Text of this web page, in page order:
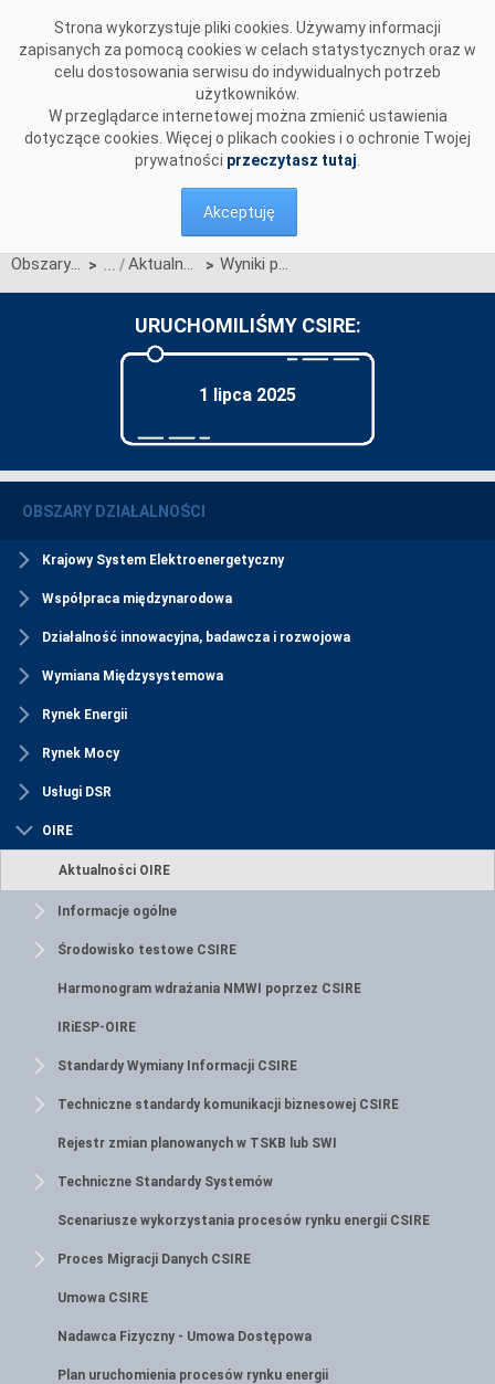
Strona wykorzystuje pliki cookies. Używamy informacji
zapisanych za pomocą cookies w celach statystycznych oraz w
celu dostosowania serwisu do indywidualnych potrzeb
użytkowników.
W przeglądarce internetowej można zmienić ustawienia
dotyczące cookies. Więcej o plikach cookies i o ochronie Twojej
prywatności przeczytasz tutaj
Akceptuję
Obszary działalności > Aktualności OIRE > Wyniki procesu migracji inicjalnej informacji rynku energii do CSIRE - Aktualizacja 4Q2025
URUCHOMILIŚMY CSIRE:
1 lipca 2025
OBSZARY DZIAŁALNOŚCI
Krajowy System Elektroenergetyczny
Współpraca międzynarodowa
Działalność innowacyjna, badawcza i rozwojowa
Wymiana Międzysystemowa
Rynek Energii
Rynek Mocy
Usługi DSR
OIRE
Aktualności OIRE
Informacje ogólne
Środowisko testowe CSIRE
Harmonogram wdrażania NMWI poprzez CSIRE
IRiESP-OIRE
Standardy Wymiany Informacji CSIRE
Techniczne standardy komunikacji biznesowej CSIRE
Rejestr zmian planowanych w TSKB lub SWI
Techniczne Standardy Systemów
Scenariusze wykorzystania procesów rynku energii CSIRE
Proces Migracji Danych CSIRE
Umowa CSIRE
Nadawca Fizyczny - Umowa Dostępowa
Plan uruchomienia procesów rynku energii